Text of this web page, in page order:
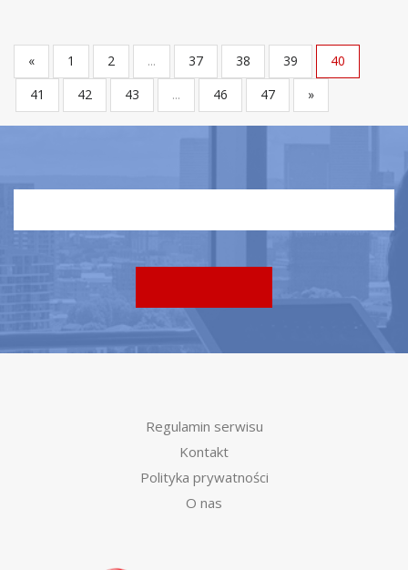
« 1 2 ... 37 38 39
40
41
42 43 ... 46 47 »
Regulamin serwisu
Kontakt
Polityka prywatności
O nas